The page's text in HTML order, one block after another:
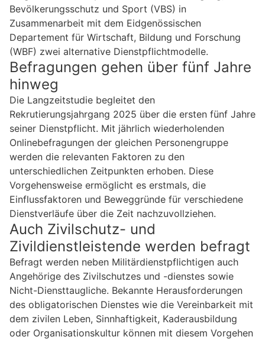
Bevölkerungsschutz und Sport (VBS) in
Zusammenarbeit mit dem Eidgenössischen
Departement für Wirtschaft, Bildung und Forschung
(WBF) zwei alternative Dienstpflichtmodelle.
Befragungen gehen über fünf Jahre
hinweg
Die Langzeitstudie begleitet den
Rekrutierungsjahrgang 2025 über die ersten fünf Jahre
seiner Dienstpflicht. Mit jährlich wiederholenden
Onlinebefragungen der gleichen Personengruppe
werden die relevanten Faktoren zu den
unterschiedlichen Zeitpunkten erhoben. Diese
Vorgehensweise ermöglicht es erstmals, die
Einflussfaktoren und Beweggründe für verschiedene
Dienstverläufe über die Zeit nachzuvollziehen.
Auch Zivilschutz- und
Zivildienstleistende werden befragt
Befragt werden neben Militärdienstpflichtigen auch
Angehörige des Zivilschutzes und -dienstes sowie
Nicht-Diensttaugliche. Bekannte Herausforderungen
des obligatorischen Dienstes wie die Vereinbarkeit mit
dem zivilen Leben, Sinnhaftigkeit, Kaderausbildung
oder Organisationskultur können mit diesem Vorgehen